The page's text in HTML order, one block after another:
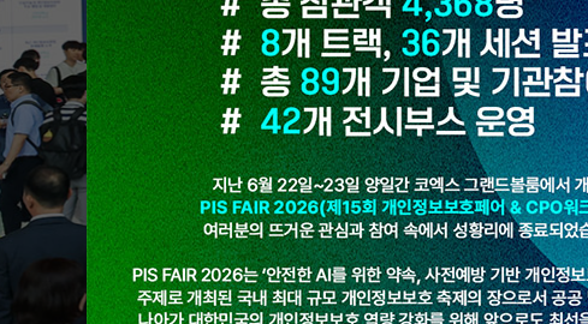
‘안전한 AI를 위한